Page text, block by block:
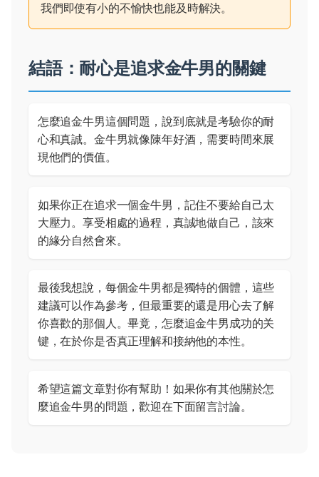
我們即使有小的不愉快也能及時解決。
結語：耐心是追求金牛男的關鍵
怎麼追金牛男這個問題，說到底就是考驗你的耐
心和真誠。金牛男就像陳年好酒，需要時間來展
現他們的價值。
如果你正在追求一個金牛男，記住不要給自己太
大壓力。享受相處的過程，真誠地做自己，該來
的緣分自然會來。
最後我想說，每個金牛男都是獨特的個體，這些
建議可以作為參考，但最重要的還是用心去了解
你喜歡的那個人。畢竟，怎麼追金牛男成功的关
键，在於你是否真正理解和接納他的本性。
希望這篇文章對你有幫助！如果你有其他關於怎
麼追金牛男的問題，歡迎在下面留言討論。